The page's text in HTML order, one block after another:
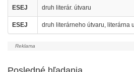
ESEJ druh literár. útvaru
ESEJ druh literárneho útvaru, literárna